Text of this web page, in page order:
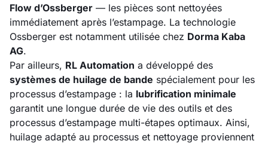
Flow d’Ossberger — les pièces sont nettoyées
immédiatement après l’estampage. La technologie
Ossberger est notamment utilisée chez Dorma Kaba
AG.
Par ailleurs, RL Automation a développé des
systèmes de huilage de bande spécialement pour les
processus d’estampage : la lubrification minimale
garantit une longue durée de vie des outils et des
processus d’estampage multi-étapes optimaux. Ainsi,
huilage adapté au processus et nettoyage proviennent